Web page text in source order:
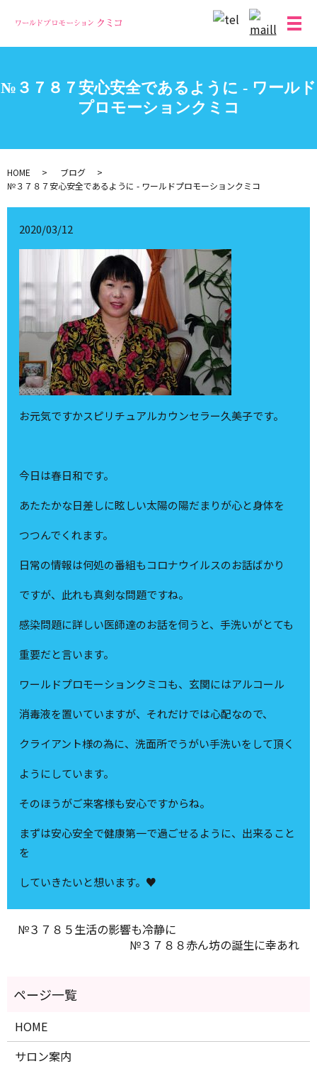
メ
№３７８７安心安全であるように - ワールド
プロモーションクミコ
HOME
ブログ
№３７８７安心安全であるように - ワールドプロモーションクミコ
2020/03/12
お元気ですかスピリチュアルカウンセラー久美子です。
今日は春日和です。
あたたかな日差しに眩しい太陽の陽だまりが心と身体を
つつんでくれます。
日常の情報は何処の番組もコロナウイルスのお話ばかり
ですが、此れも真剣な問題ですね。
感染問題に詳しい医師達のお話を伺うと、手洗いがとても
重要だと言います。
ワールドプロモーションクミコも、玄関にはアルコール
消毒液を置いていますが、それだけでは心配なので、
クライアント様の為に、洗面所でうがい手洗いをして頂く
ようにしています。
そのほうがご来客様も安心ですからね。
まずは安心安全で健康第一で過ごせるように、出来ること
を
していきたいと想います。♥
№３７８５生活の影響も冷静に
№３７８８赤ん坊の誕生に幸あれ
HOME
サロン案内